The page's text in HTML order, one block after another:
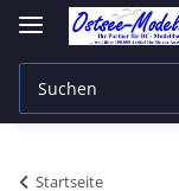
Startseite